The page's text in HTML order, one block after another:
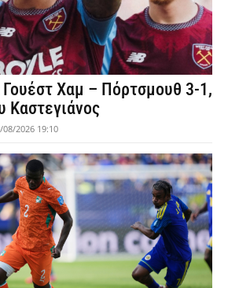
Χαμ – Πόρτσμουθ 3-1,
Καστεγιάνος
08/2026 19:10